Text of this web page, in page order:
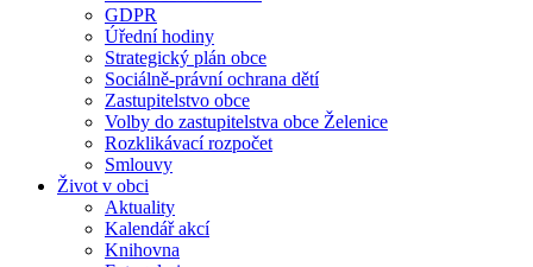
GDPR
Úřední hodiny
Strategický plán obce
Sociálně-právní ochrana dětí
Zastupitelstvo obce
Volby do zastupitelstva obce Želenice
Rozklikávací rozpočet
Smlouvy
Život v obci
Aktuality
Kalendář akcí
Knihovna